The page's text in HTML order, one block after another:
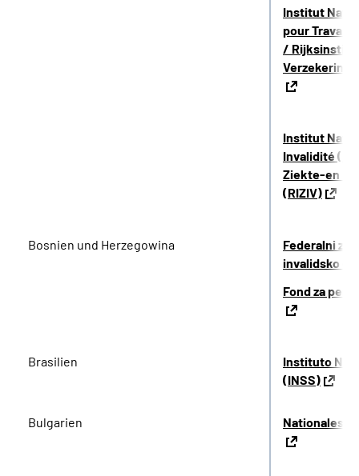
Institut
pour
/
Institut
Invalidité
Ziekte-en
(RIZIV)
Bosnien und Herzegowina
Federalni
invalidsko
Fond za
Brasilien
Instituto
(INSS)
Bulgarien Nationales